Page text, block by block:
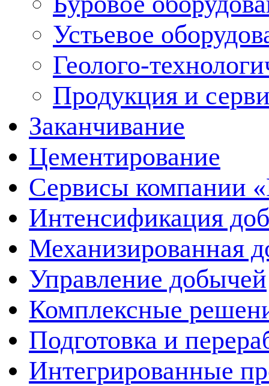
Устьевое
Геолого-
Продукция и
Заканчивание
Цементирование
Сервисы компании
Интенсификация
Механизированная
Управление добычей
Комплексные
Подготовка и
Интегрированные